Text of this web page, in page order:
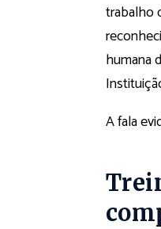
trabalho
humana
A fala